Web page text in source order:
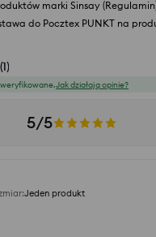
marki Sinsay
do Pocztex PUNKT na
1)
Jak działają opinie?
5/5
:Jeden produkt